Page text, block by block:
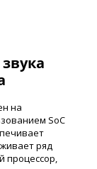
на
SoC
ряд
процессор,